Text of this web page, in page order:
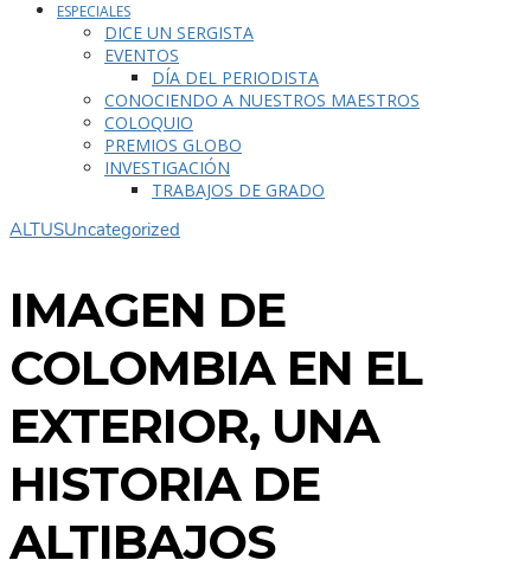
ESPECIALES
DICE UN SERGISTA
EVENTOS
DÍA DEL PERIODISTA
CONOCIENDO A NUESTROS MAESTROS
COLOQUIO
PREMIOS GLOBO
INVESTIGACIÓN
TRABAJOS DE GRADO
ALTUSUncategorized
IMAGEN DE
COLOMBIA EN EL
EXTERIOR, UNA
HISTORIA DE
ALTIBAJOS